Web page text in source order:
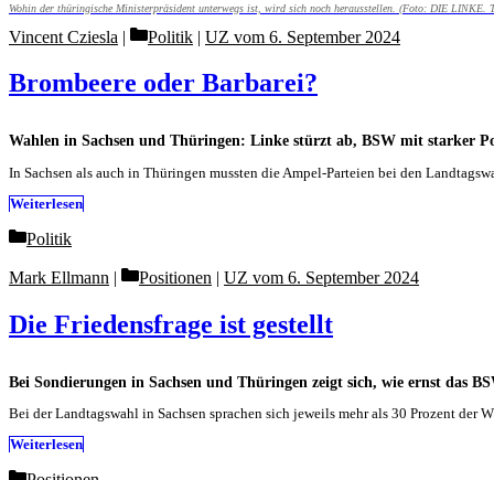
Wohin der thüringische Ministerpräsident unterwegs ist, wird sich noch herausstellen. (Foto: DIE LINKE.
Wahlen in Sachsen und Thüringen: Linke stürzt ab, BSW mit starker
Brombeere oder Barbarei?
Vincent Cziesla Categories
Politik | UZ vom 6. September 2024
In Sachsen als auch in Thüringen mussten die Ampel-Parteien bei den
Weiterlesen
Categories
Politik
Bei Sondierungen in Sachsen und Thüringen zeigt sich, wie ernst das
Die Friedensfrage ist gestellt
Mark Ellmann Categories
Positionen | UZ vom 6. September 2024
Bei der Landtagswahl in Sachsen sprachen sich jeweils mehr als 30 Prozent der
Weiterlesen
Categories